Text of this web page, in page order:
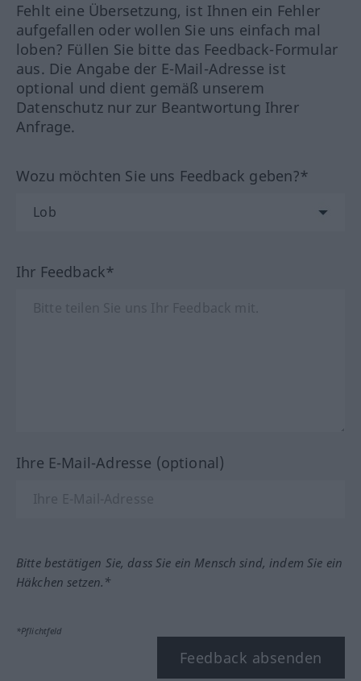
Fehlt eine Übersetzung, ist Ihnen ein Fehler
aufgefallen oder wollen Sie uns einfach mal
loben? Füllen Sie bitte das Feedback-Formular
aus. Die Angabe der E-Mail-Adresse ist
optional und dient gemäß unserem
Datenschutz nur zur Beantwortung Ihrer
Anfrage.
Wozu möchten Sie uns Feedback geben?*
Ihr Feedback*
Ihre E-Mail-Adresse (optional)
Bitte bestätigen Sie, dass Sie ein Mensch sind, indem Sie ein
Häkchen setzen.*
*Pflichtfeld
Feedback absenden